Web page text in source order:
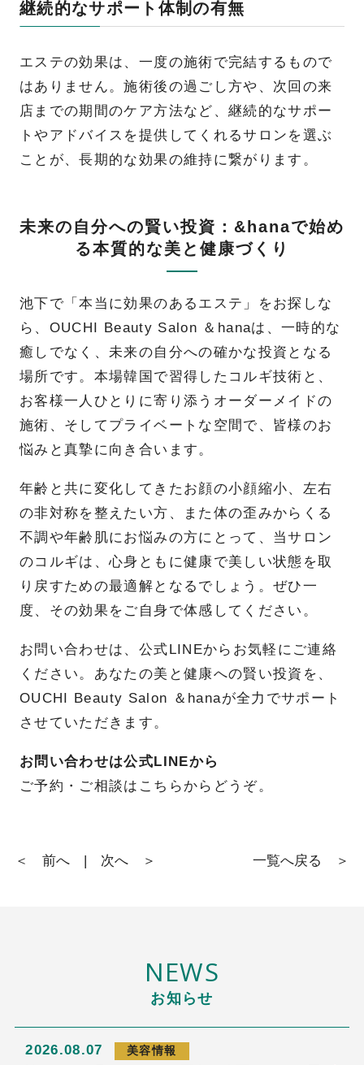
継続的なサポート体制の有無
エステの効果は、一度の施術で完結するもので
はありません。施術後の過ごし方や、次回の来
店までの期間のケア方法など、継続的なサポー
トやアドバイスを提供してくれるサロンを選ぶ
ことが、長期的な効果の維持に繋がります。
未来の自分への賢い投資：&hanaで始め
る本質的な美と健康づくり
池下で「本当に効果のあるエステ」をお探しな
ら、OUCHI Beauty Salon ＆hanaは、一時的な
癒しでなく、未来の自分への確かな投資となる
場所です。本場韓国で習得したコルギ技術と、
お客様一人ひとりに寄り添うオーダーメイドの
施術、そしてプライベートな空間で、皆様のお
悩みと真摯に向き合います。
年齢と共に変化してきたお顔の小顔縮小、左右
の非対称を整えたい方、また体の歪みからくる
不調や年齢肌にお悩みの方にとって、当サロン
のコルギは、心身ともに健康で美しい状態を取
り戻すための最適解となるでしょう。ぜひ一
度、その効果をご自身で体感してください。
お問い合わせは、公式LINEからお気軽にご連絡
ください。あなたの美と健康への賢い投資を、
OUCHI Beauty Salon ＆hanaが全力でサポート
させていただきます。
お問い合わせは公式LINEから
ご予約・ご相談はこちらからどうぞ。
＜ 前へ| 次へ ＞ 一覧へ戻る ＞
NEWS
お知らせ
2026.08.07 美容情報